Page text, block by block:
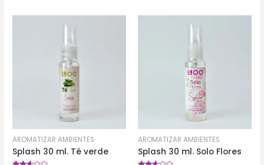
AROMATIZAR AMBIENTES
Splash 30 ml. Té verde
AROMATIZAR AMBIENTES
Splash 30 ml. Solo Flores